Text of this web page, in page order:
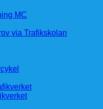
MC
via Trafikskolan